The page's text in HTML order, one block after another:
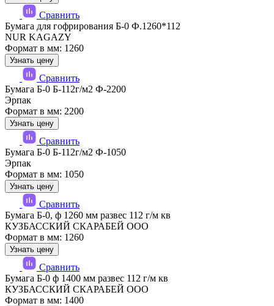
Сравнить
Бумага для гофрирования Б-0 Ф.1260*112
NUR KAGAZY
Формат в мм: 1260
Узнать цену
Сравнить
Бумага Б-0 Б-112г/м2 Ф-2200
Эрпак
Формат в мм: 2200
Узнать цену
Сравнить
Бумага Б-0 Б-112г/м2 Ф-1050
Эрпак
Формат в мм: 1050
Узнать цену
Сравнить
Бумага Б-0, ф 1260 мм развес 112 г/м кв
КУЗБАССКИЙ СКАРАБЕЙ ООО
Формат в мм: 1260
Узнать цену
Сравнить
Бумага Б-0 ф 1400 мм развес 112 г/м кв
КУЗБАССКИЙ СКАРАБЕЙ ООО
Формат в мм: 1400